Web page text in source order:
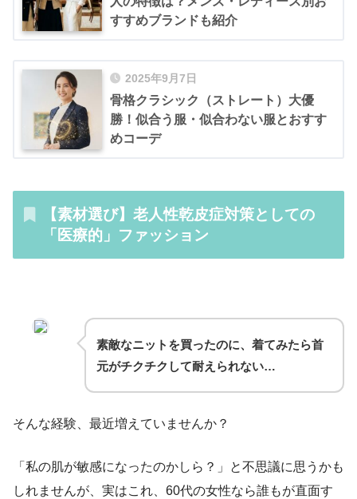
すすめブランドも紹介
2025年9月7日
骨格クラシック（ストレート）大優
勝！似合う服・似合わない服とおすす
めコーデ
【素材選び】老人性乾皮症対策としての
「医療的」ファッション
素敵なニットを買ったのに、着てみたら首
元がチクチクして耐えられない…
そんな経験、最近増えていませんか？
「私の肌が敏感になったのかしら？」と不思議に思うかも
しれませんが、実はこれ、60代の女性なら誰もが直面す